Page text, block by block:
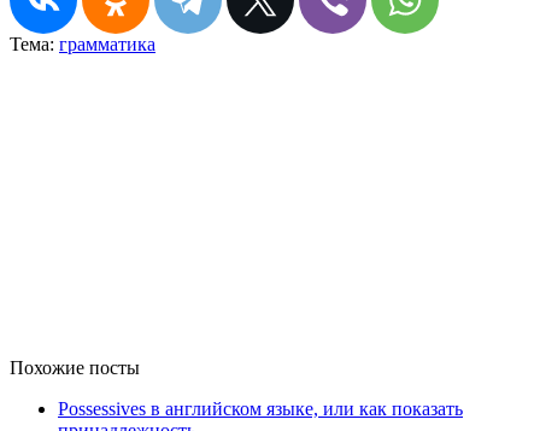
Тема: грамматика
Похожие посты
Possessives в английском языке, или как показать